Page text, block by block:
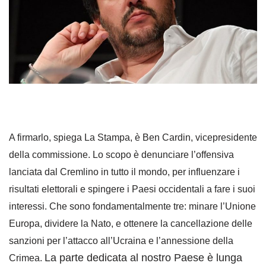
A firmarlo, spiega La Stampa, è Ben Cardin, vicepresidente
della commissione. Lo scopo è denunciare l’offensiva
lanciata dal Cremlino in tutto il mondo, per influenzare i
risultati elettorali e spingere i Paesi occidentali a fare i suoi
interessi. Che sono fondamentalmente tre: minare l’Unione
Europa, dividere la Nato, e ottenere la cancellazione delle
sanzioni per l’attacco all’Ucraina e l’annessione della
Crimea. La parte dedicata al nostro Paese è lunga